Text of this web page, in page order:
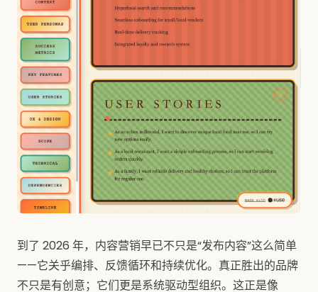
到了 2026 年，内容营销早已不只是“发布内容”这么简单
——它关乎编排、反馈循环和持续优化。真正胜出的品牌
不只是有创意；它们更是系统驱动型组织。这正是像